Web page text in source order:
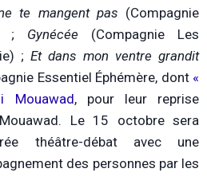
te mangent pas (Compagnie
; Gynécée (Compagnie Les
; Et dans mon ventre grandit
Essentiel Éphémère, dont «
Mouawad, pour leur reprise
Le 15 octobre sera
théâtre-débat avec une
des personnes par les